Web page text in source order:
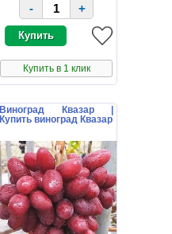
- +
Купить в 1 клик
Виноград Квазар |
Купить виноград Квазар